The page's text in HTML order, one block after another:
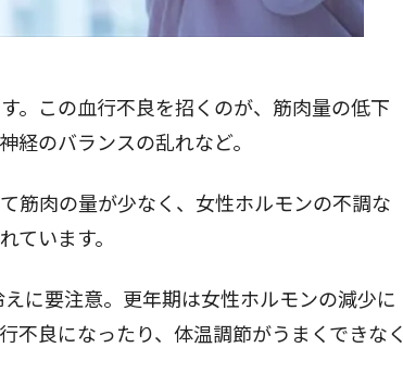
。この血行不良を招くのが、筋肉量の低下
経のバランスの乱れなど。
筋肉の量が少なく、女性ホルモンの不調な
ています。
に要注意。更年期は女性ホルモンの減少に
不良になったり、体温調節がうまくできなく